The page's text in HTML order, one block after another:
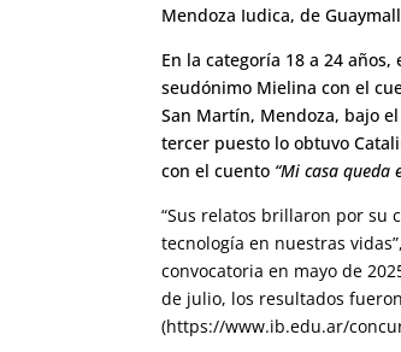
Mendoza Iudica, de
En la categoría 18 a 24
seudónimo Mielina con el
San Martín, Mendoza, bajo
tercer puesto lo obtuvo
con el cuento “Mi casa queda
“Sus relatos brillaron por su
tecnología en nuestras
convocatoria en mayo de
de julio, los resultados
(https://www.ib.edu.ar/